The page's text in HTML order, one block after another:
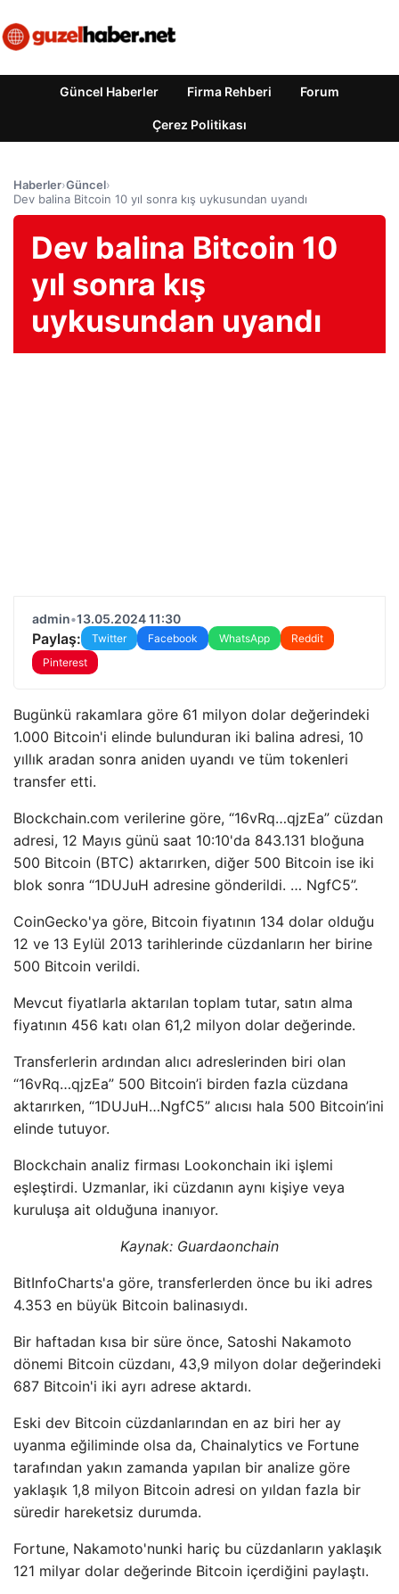
Güncel Haberler Firma Rehberi Forum
Çerez Politikası
Haberler›Güncel›
Dev balina Bitcoin 10 yıl sonra kış uykusundan uyandı
Dev balina Bitcoin 10
yıl sonra kış
uykusundan uyandı
admin•13.05.2024 11:30
Paylaş: Twitter Facebook WhatsApp
Reddit
Pinterest
Bugünkü rakamlara göre 61 milyon dolar değerindeki
1.000 Bitcoin'i elinde bulunduran iki balina adresi, 10
yıllık aradan sonra aniden uyandı ve tüm tokenleri
transfer etti.
Blockchain.com verilerine göre, “16vRq…qjzEa” cüzdan
adresi, 12 Mayıs günü saat 10:10'da 843.131 bloğuna
500 Bitcoin (BTC) aktarırken, diğer 500 Bitcoin ise iki
blok sonra “1DUJuH adresine gönderildi. … NgfC5”.
CoinGecko'ya göre, Bitcoin fiyatının 134 dolar olduğu
12 ve 13 Eylül 2013 tarihlerinde cüzdanların her birine
500 Bitcoin verildi.
Mevcut fiyatlarla aktarılan toplam tutar, satın alma
fiyatının 456 katı olan 61,2 milyon dolar değerinde.
Transferlerin ardından alıcı adreslerinden biri olan
“16vRq…qjzEa” 500 Bitcoin’i birden fazla cüzdana
aktarırken, “1DUJuH…NgfC5” alıcısı hala 500 Bitcoin’ini
elinde tutuyor.
Blockchain analiz firması Lookonchain iki işlemi
eşleştirdi. Uzmanlar, iki cüzdanın aynı kişiye veya
kuruluşa ait olduğuna inanıyor.
Kaynak: Guardaonchain
BitInfoCharts'a göre, transferlerden önce bu iki adres
4.353 en büyük Bitcoin balinasıydı.
Bir haftadan kısa bir süre önce, Satoshi Nakamoto
dönemi Bitcoin cüzdanı, 43,9 milyon dolar değerindeki
687 Bitcoin'i iki ayrı adrese aktardı.
Eski dev Bitcoin cüzdanlarından en az biri her ay
uyanma eğiliminde olsa da, Chainalytics ve Fortune
tarafından yakın zamanda yapılan bir analize göre
yaklaşık 1,8 milyon Bitcoin adresi on yıldan fazla bir
süredir hareketsiz durumda.
Fortune, Nakamoto'nunki hariç bu cüzdanların yaklaşık
121 milyar dolar değerinde Bitcoin içerdiğini paylaştı.